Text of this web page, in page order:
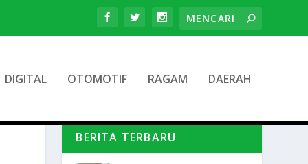
DIGITAL OTOMOTIF RAGAM DAERAH
BERITA TERBARU